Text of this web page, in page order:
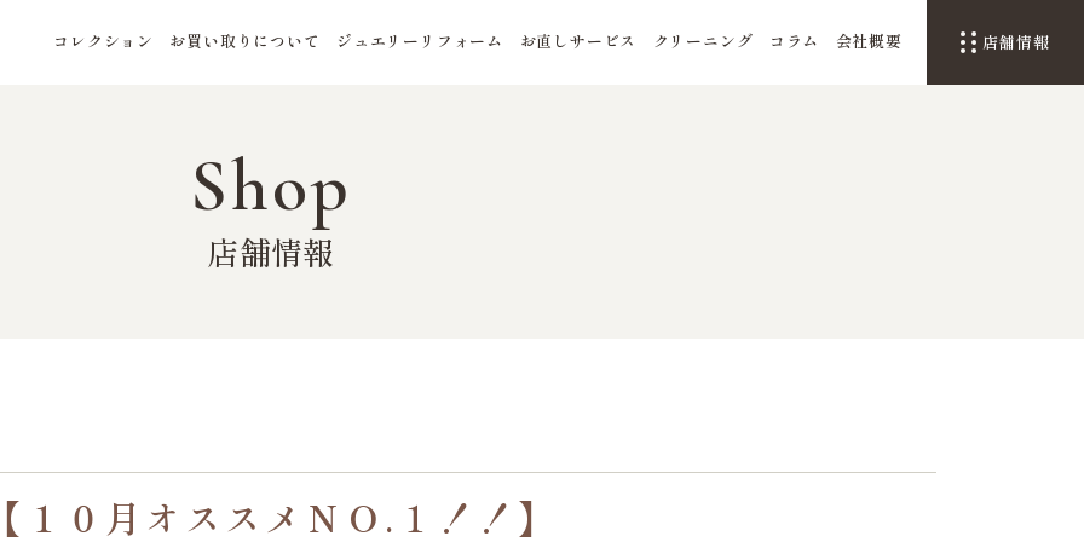
コレクション お買い取りについて ジュエリーリフォーム お直しサービス クリーニング コラム 会社概要 店舗情報
Shop
店舗情報
【１０月オススメＮＯ.１！！】